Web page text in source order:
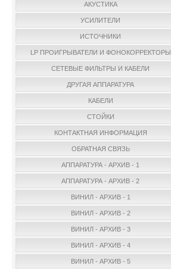
АКУСТИКА
УСИЛИТЕЛИ
ИСТОЧНИКИ
LP ПРОИГРЫВАТЕЛИ И ФОНОКОРРЕКТОРЫ
СЕТЕВЫЕ ФИЛЬТРЫ И КАБЕЛИ
ДРУГАЯ АППАРАТУРА
КАБЕЛИ
СТОЙКИ
КОНТАКТНАЯ ИНФОРМАЦИЯ
ОБРАТНАЯ СВЯЗЬ
АППАРАТУРА - АРХИВ - 1
АППАРАТУРА - АРХИВ - 2
ВИНИЛ - АРХИВ - 1
ВИНИЛ - АРХИВ - 2
ВИНИЛ - АРХИВ - 3
ВИНИЛ - АРХИВ - 4
ВИНИЛ - АРХИВ - 5